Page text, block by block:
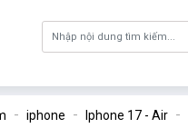
iphone Iphone 17 - Air